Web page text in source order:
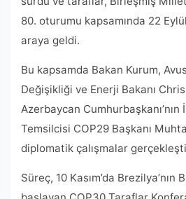
80. oturumu kapsamında 22
araya geldi.
Bu kapsamda Bakan Kurum,
Değişikliği ve Enerji Bakanı
Azerbaycan
Temsilcisi COP29 Başkanı
diplomatik çalışmalar
Süreç, 10 Kasım’da Brezilya’nın